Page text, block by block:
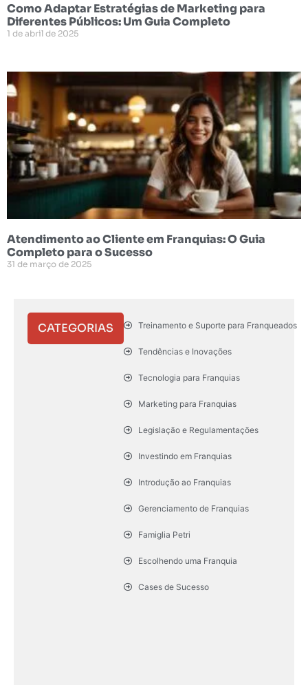
Como Adaptar Estratégias de Marketing para
Diferentes Públicos: Um Guia Completo
1 de abril de 2025
Atendimento ao Cliente em Franquias: O Guia
Completo para o Sucesso
31 de março de 2025
CATEGORIAS Treinamento e Suporte para Franqueados
Tendências e Inovações
Tecnologia para Franquias
Marketing para Franquias
Legislação e Regulamentações
Investindo em Franquias
Introdução ao Franquias
Gerenciamento de Franquias
Famiglia Petri
Escolhendo uma Franquia
Cases de Sucesso